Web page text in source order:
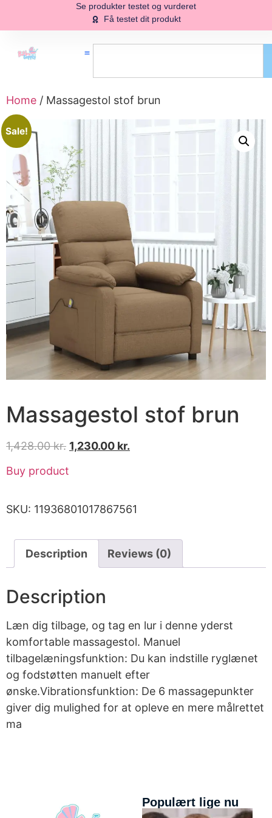
Se produkter testet og vurderet
Få testet dit produkt
Home / Massagestol stof brun
Sale!
Massagestol stof brun
1,428.00kr. 1,230.00 kr.
Buy product
SKU: 11936801017867561
Description Reviews (0)
Description
Læn dig tilbage, og tag en lur i denne yderst
komfortable massagestol. Manuel
tilbagelæningsfunktion: Du kan indstille ryglænet
og fodstøtten manuelt efter
ønske.Vibrationsfunktion: De 6 massagepunkter
giver dig mulighed for at opleve en mere målrettet
ma
Populært lige nu